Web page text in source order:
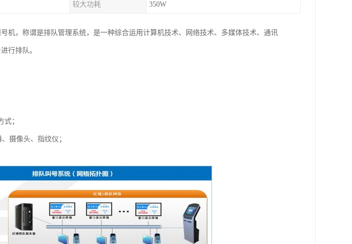
较大功耗 350W
机，称谓是排队管理系统，是一种综合运用计算机技术、网络技术、多媒体技术、通讯
行排队。
；
摄像头、指纹仪；